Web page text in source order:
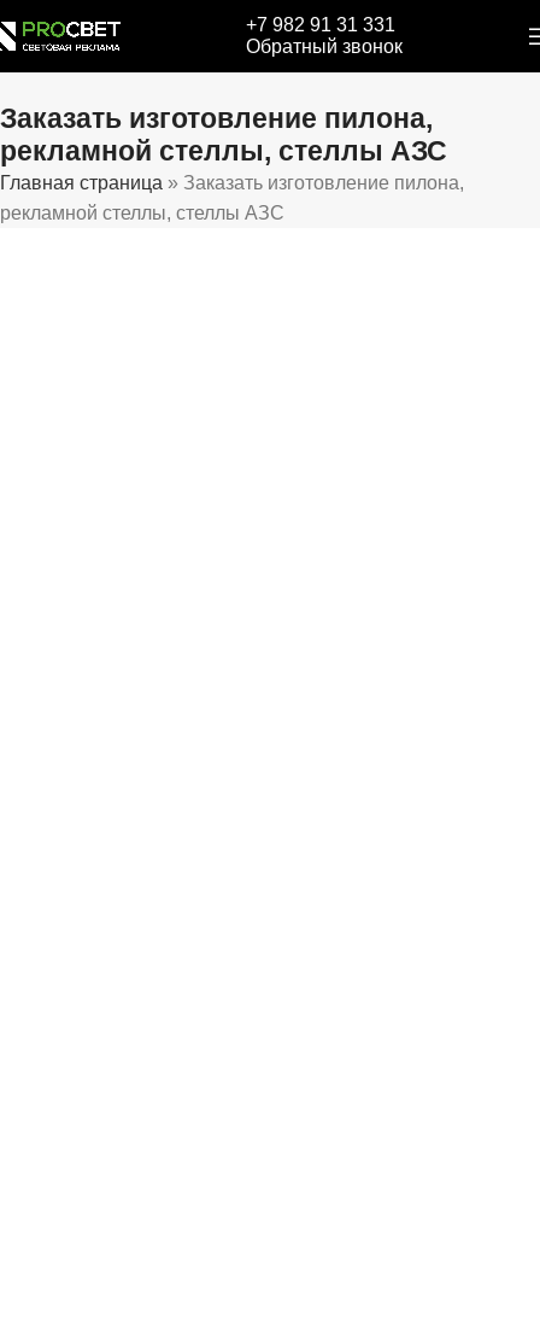
+7 982 91 31 331
Обратный звонок
Заказать изготовление пилона,
рекламной стеллы, стеллы АЗС
Главная страница » Заказать изготовление пилона,
рекламной стеллы, стеллы АЗС